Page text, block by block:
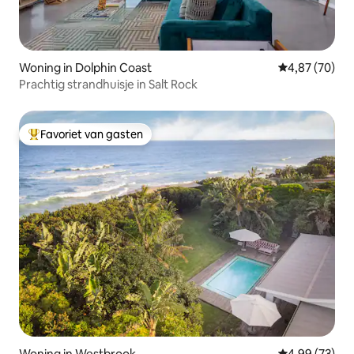
Woning in Dolphin Coast Gemiddelde
4,87 (70)
Prachtig strandhuisje in Salt Rock
Topfavoriet van gasten
Favoriet van gasten